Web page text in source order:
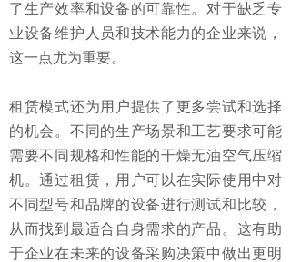
了生产效率和设备的可靠性。对于缺乏专
业设备维护人员和技术能力的企业来说，
这一点尤为重要。
租赁模式还为用户提供了更多尝试和选择
的机会。不同的生产场景和工艺要求可能
需要不同规格和性能的干燥无油空气压缩
机。通过租赁，用户可以在实际使用中对
不同型号和品牌的设备进行测试和比较，
从而找到最适合自身需求的产品。这有助
于企业在未来的设备采购决策中做出更明